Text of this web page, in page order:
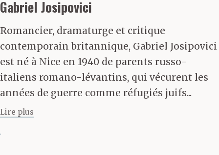
façon de penser, disait-
il, c’est assis à un
bureau, la seule façon de
parler, c’est en
marchant. Peut-être que
penser n’est pas le mot
Gabriel Josipovici
Romancier, dramaturge et critique
contemporain britannique, Gabriel Josipovici
est né à Nice en 1940 de parents russo-
italiens romano-lévantins, qui vécurent les
années de guerre comme réfugiés juifs...
Lire plus